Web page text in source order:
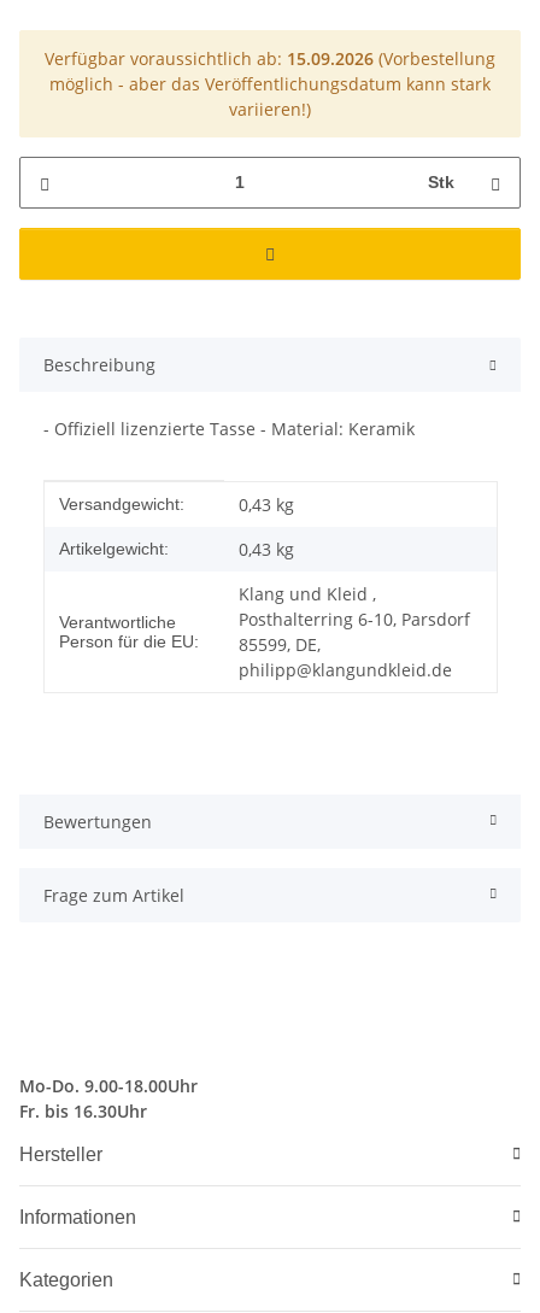
Verfügbar voraussichtlich ab: 15.09.2026 (Vorbestellung
möglich - aber das Veröffentlichungsdatum kann stark
variieren!)
Stk
Beschreibung
- Offiziell lizenzierte Tasse - Material: Keramik
Produkteigenschaft
Wert
Versandgewicht: 0,43 kg
Artikelgewicht: 0,43 kg
Verantwortliche
Person für die EU:
Klang und Kleid ,
Posthalterring 6-10, Parsdorf
85599, DE,
philipp@klangundkleid.de
Bewertungen
Frage zum Artikel
Mo-Do. 9.00-18.00Uhr
Fr. bis 16.30Uhr
Hersteller
Informationen
Kategorien